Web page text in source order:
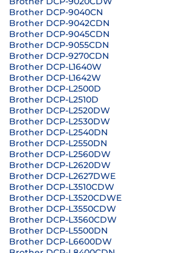
Brother DCP-9040CN
Brother DCP-9042CDN
Brother DCP-9045CDN
Brother DCP-9055CDN
Brother DCP-9270CDN
Brother DCP-L1640W
Brother DCP-L1642W
Brother DCP-L2500D
Brother DCP-L2510D
Brother DCP-L2520DW
Brother DCP-L2530DW
Brother DCP-L2540DN
Brother DCP-L2550DN
Brother DCP-L2560DW
Brother DCP-L2620DW
Brother DCP-L2627DWE
Brother DCP-L3510CDW
Brother DCP-L3520CDWE
Brother DCP-L3550CDW
Brother DCP-L3560CDW
Brother DCP-L5500DN
Brother DCP-L6600DW